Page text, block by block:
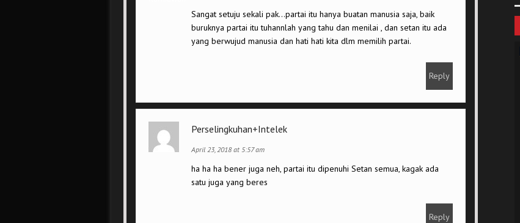
Sangat setuju sekali pak…partai itu hanya buatan manusia saja, baik
buruknya partai itu tuhannlah yang tahu dan menilai , dan setan itu ada
yang berwujud manusia dan hati hati kita dlm memilih partai.
Reply
Perselingkuhan+Intelek
April 23, 2018 at 5:57 am
ha ha ha bener juga neh, partai itu dipenuhi Setan semua, kagak ada
satu juga yang beres
Reply